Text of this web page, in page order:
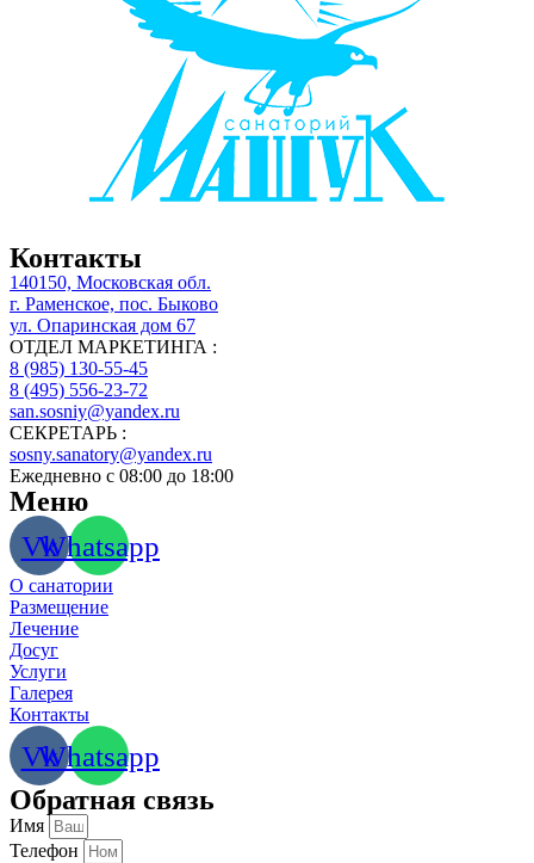
Контакты
140150, Московская обл.
г. Раменское, пос. Быково
ул. Опаринская дом 67
ОТДЕЛ МАРКЕТИНГА :
8 (985) 130-55-45
8 (495) 556-23-72
san.sosniy@yandex.ru
СЕКРЕТАРЬ :
sosny.sanatory@yandex.ru
Ежедневно с 08:00 до 18:00
Меню
VkWhatsapp
О санатории
Размещение
Лечение
Досуг
Услуги
Галерея
Контакты
VkWhatsapp
Обратная связь
Имя
Телефон